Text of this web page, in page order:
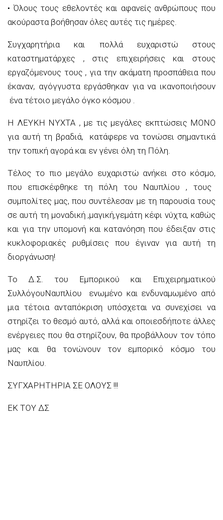
• Όλους τους εθελοντές και αφανείς ανθρώπους που
ακούραστα βοήθησαν όλες αυτές τις ημέρες.
Συγχαρητήρια και πολλά ευχαριστώ στους
καταστηματάρχες , στις επιχειρήσεις και στους
εργαζόμενους τους , για την ακάματη προσπάθεια που
έκαναν, αγόγγυστα εργάσθηκαν για να ικανοποιήσουν
ένα τέτοιο μεγάλο όγκο κόσμου .
Η ΛΕΥΚΗ ΝΥΧΤΑ , με τις μεγάλες εκπτώσεις ΜΟΝΟ
για αυτή τη βραδιά, κατάφερε να τονώσει σημαντικά
την τοπική αγορά και εν γένει όλη τη Πόλη.
Τέλος το πιο μεγάλο ευχαριστώ ανήκει στο κόσμο,
που επισκέφθηκε τη πόλη του Ναυπλίου , τους
συμπολίτες μας, που συντέλεσαν με τη παρουσία τους
σε αυτή τη μοναδική ,μαγική,γεμάτη κέφι νύχτα, καθώς
και για την υπομονή και κατανόηση που έδειξαν στις
κυκλοφοριακές ρυθμίσεις που έγιναν για αυτή τη
διοργάνωση!
Το Δ.Σ. του Εμπορικού και Επιχειρηματικού
ΣυλλόγουΝαυπλίου ενωμένο και ενδυναμωμένο από
μια τέτοια ανταπόκριση υπόσχεται να συνεχίσει να
στηρίζει το θεσμό αυτό, αλλά και οποιεσδήποτε άλλες
ενέργειες που θα στηρίζουν, θα προβάλλουν τον τόπο
μας και θα τονώνουν τον εμπορικό κόσμο του
Ναυπλίου.
ΣΥΓΧΑΡΗΤΗΡΙΑ ΣΕ ΟΛΟΥΣ !!!
ΕΚ ΤΟΥ ΔΣ